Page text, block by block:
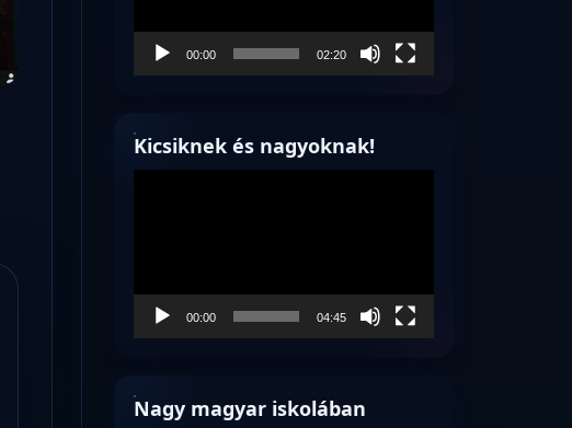
00:00 02:20
Kicsiknek és nagyoknak!
00:00 04:45
Nagy magyar iskolában